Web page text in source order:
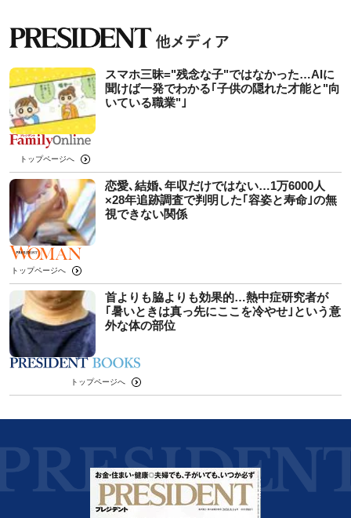
スマホ三昧="残念な子"ではなかった…AIに
聞けば一発でわかる｢子供の隠れた才能と"向
いている職業"｣
トップページへ
恋愛､結婚､年収だけではない…1万6000人
×28年追跡調査で判明した｢容姿と寿命｣の無
視できない関係
トップページへ
首よりも脇よりも効果的…熱中症研究者が
｢暑いときは真っ先にここを冷やせ｣という意
外な体の部位
トップページへ